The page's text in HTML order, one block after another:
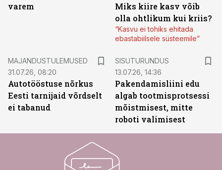
varem
Miks kiire kasv võib
olla ohtlikum kui kriis?
“Kasvu ei tohiks ehitada
ebastabiilsele süsteemile”
MAJANDUSTULEMUSED
31.07.26, 08:20
Autotööstuse nõrkus
Eesti tarnijaid võrdselt
ei tabanud
SISUTURUNDUS
13.07.26, 14:36
Pakendamisliini edu
algab tootmisprotsessi
mõistmisest, mitte
roboti valimisest